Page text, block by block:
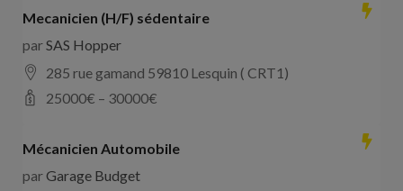
Mecanicien (H/F) sédentaire
parSAS Hopper
285 rue gamand 59810 Lesquin ( CRT1)
25000€ – 30000€
Mécanicien Automobile
parGarage Budget